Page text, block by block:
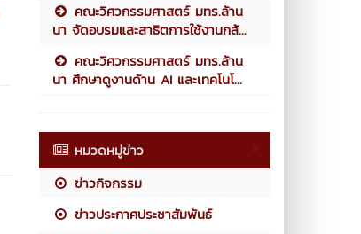
คณะวิศวกรรมศาสตร์ มทร.ล้าน
นา จัดอบรมและสาธิตการใช้งานกล้...
คณะวิศวกรรมศาสตร์ มทร.ล้าน
นา ศึกษาดูงานด้าน AI และเทคโนโ...
หมวดหมู่ข่าว
ข่าวกิจกรรม
ข่าวประกาศประชาสัมพันธ์